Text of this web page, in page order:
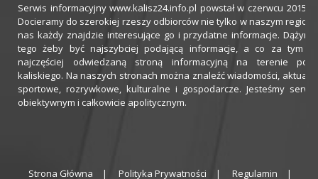
Serwis informacyjny www.kalisz24.info.pl powstał w czerwcu 2015
Docieramy do szerokiej rzeszy odbiorców nie tylko w naszym
nas każdy znajdzie interesujące go i przydatne informacje.
tego żeby być najszybciej podającą informacje, a co za tym
najczęściej odwiedzaną stroną informacyjną na terenie
kaliskiego. Na naszych stronach można znaleźć wiadomości,
sportowe, rozrywkowe, kulturalne i gospodarcze. Jesteśmy
obiektywnym i całkowicie apolitycznym.
Strona Główna Polityka Prywatności Regulamin